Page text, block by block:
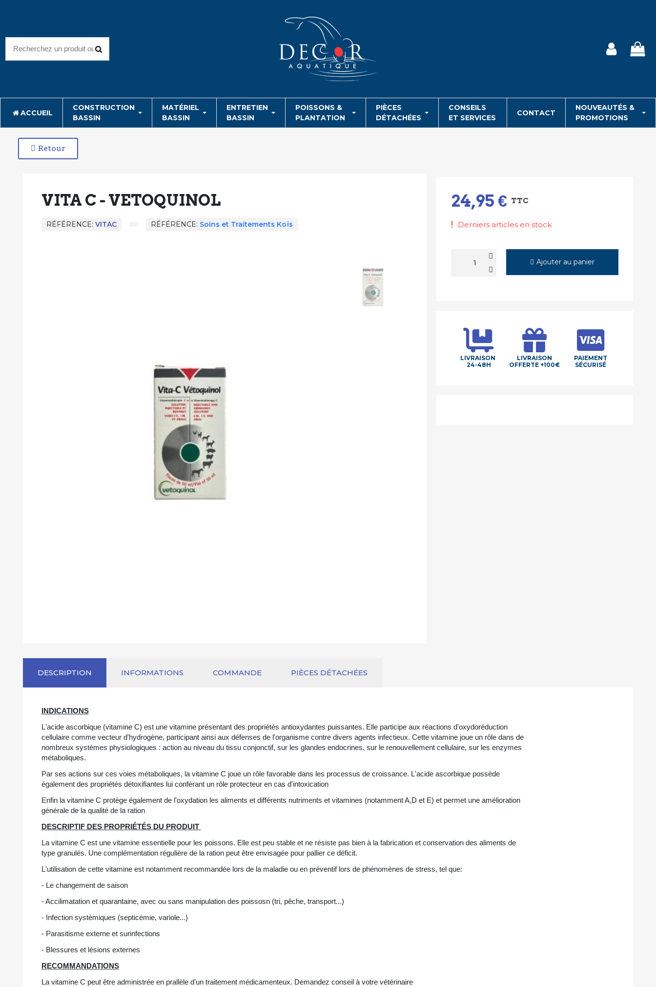
ACCUEIL
CONSTRUCTION
BASSIN
MATÉRIEL
BASSIN
ENTRETIEN
BASSIN
POISSONS &
PLANTATION
PIÈCES
DÉTACHÉES
CONSEILS
ET SERVICES
CONTACT
NOUVEAUTÉS &
PROMOTIONS
Retour
VITA C - VETOQUINOL
RÉFÉRENCE VITAC RÉFÉRENCE Soins et Traitements Koïs
24,95 € TTC
Derniers articles en stock
Ajouter au panier
LIVRAISON
24-48H
LIVRAISON
OFFERTE +100€
PAIEMENT
SÉCURISÉ
DESCRIPTION INFORMATIONS COMMANDE PIÈCES DÉTACHÉES
INDICATIONS
L'acide ascorbique (vitamine C) est une vitamine présentant des propriétés antioxydantes puissantes. Elle participe aux réactions d'oxydoréduction
cellulaire comme vecteur d'hydrogène, participant ainsi aux défenses de l'organisme contre divers agents infectieux. Cette vitamine joue un rôle dans de
nombreux systèmes physiologiques : action au niveau du tissu conjonctif, sur les glandes endocrines, sur le renouvellement cellulaire, sur les enzymes
métaboliques.
Par ses actions sur ces voies métaboliques, la vitamine C joue un rôle favorable dans les processus de croissance. L'acide ascorbique possède
également des propriétés détoxifiantes lui conférant un rôle protecteur en cas d'intoxication
Enfin la vitamine C protège également de l'oxydation les aliments et différents nutriments et vitamines (notamment A,D et E) et permet une amélioration
générale de la qualité de la ration
DESCRIPTIF DES PROPRIÉTÉS DU PRODUIT
La vitamine C est une vitamine essentielle pour les poissons. Elle est peu stable et ne résiste pas bien à la fabrication et conservation des aliments de
type granulés. Une complémentation régulière de la ration peut être envisagée pour pallier ce déficit.
L'utilisation de cette vitamine est notamment recommandée lors de la maladie ou en préventif lors de phénomènes de stress, tel que:
- Le changement de saison
- Accilimatation et quarantaine, avec ou sans manipulation des poissosn (tri, pêche, transport...)
- Infection systèmiques (septicémie, variole...)
- Parasitisme externe et surinfections
- Blessures et lésions externes
RECOMMANDATIONS
La vitamine C peut être administrée en prallèle d'un traitement médicamenteux. Demandez conseil à votre vétérinaire